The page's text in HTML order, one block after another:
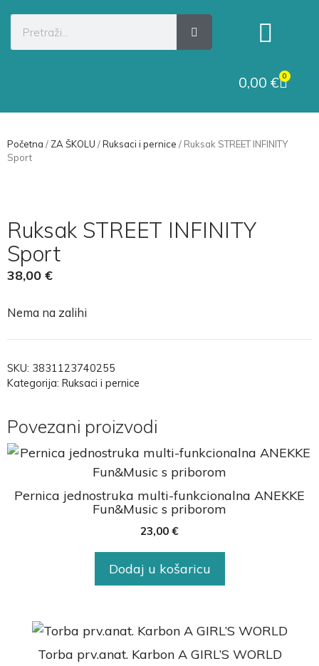
0,00 € 0
Početna / ZA ŠKOLU /Ruksaci i pernice / Ruksak STREET INFINITY
Sport
Ruksak STREET INFINITY
Sport
38,00 €
Nema na zalihi
SKU: 3831123740255
Kategorija: Ruksaci i pernice
Povezani proizvodi
Pernica jednostruka multi-funkcionalna ANEKKE
Fun&Music s priborom
23,00 €
Dodaj u košaricu
Torba prv.anat. Karbon A GIRL’S WORLD